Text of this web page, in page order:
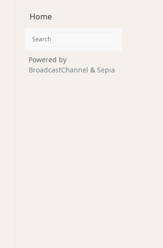
Home
Powered by
BroadcastChannel & Sepia